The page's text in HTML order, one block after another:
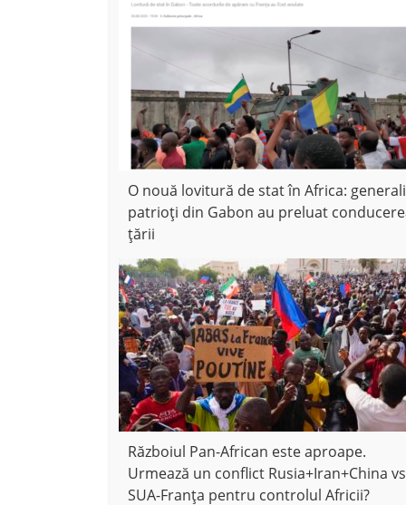
O nouă lovitură de stat în Africa:
patrioți din Gabon au preluat
țării
Războiul Pan-African este aproape.
Urmează un conflict Rusia+Iran+China vs
SUA-Franța pentru controlul Africii?